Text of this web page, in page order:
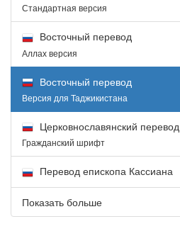
Стандартная версия
Восточный перевод
Аллах версия
Восточный перевод
Версия для Таджикистана
Церковнославянский перевод
Гражданский шрифт
Перевод епископа Кассиана
Показать больше